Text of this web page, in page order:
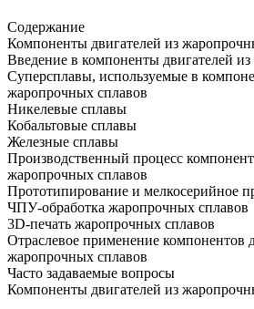
Содержание
Компоненты двигателей из
Введение в компоненты двигателей
Суперсплавы, используемые в
жаропрочных сплавов
Никелевые сплавы
Кобальтовые сплавы
Железные сплавы
Производственный процесс
жаропрочных сплавов
Прототипирование и мелкосерийное
ЧПУ-обработка жаропрочных сплавов
3D-печать жаропрочных сплавов
Отраслевое применение компонентов
жаропрочных сплавов
Часто задаваемые вопросы
Компоненты двигателей из